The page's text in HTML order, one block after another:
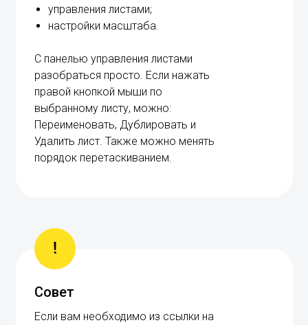
управления листами;
настройки масштаба.
С панелью управления листами
разобраться просто. Если нажать
правой кнопкой мыши по
выбранному листу, можно:
Переименовать, Дублировать и
Удалить лист. Также можно менять
порядок перетаскиванием.
!
Совет
Если вам необходимо из ссылки на